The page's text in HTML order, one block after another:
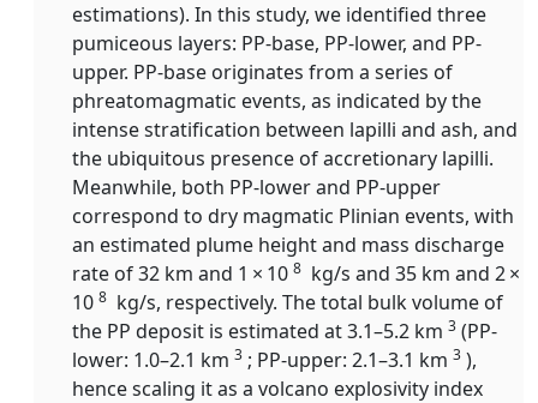
estimations). In this study, we identified three
pumiceous layers: PP-base, PP-lower, and PP-
upper. PP-base originates from a series of
phreatomagmatic events, as indicated by the
intense stratification between lapilli and ash, and
the ubiquitous presence of accretionary lapilli.
Meanwhile, both PP-lower and PP-upper
correspond to dry magmatic Plinian events, with
an estimated plume height and mass discharge
rate of 32 km and 1 × 10 8 kg/s and 35 km and 2 ×
10 8 kg/s, respectively. The total bulk volume of
the PP deposit is estimated at 3.1–5.2 km 3 (PP-
lower: 1.0–2.1 km 3 ; PP-upper: 2.1–3.1 km 3 ),
hence scaling it as a volcano explosivity index